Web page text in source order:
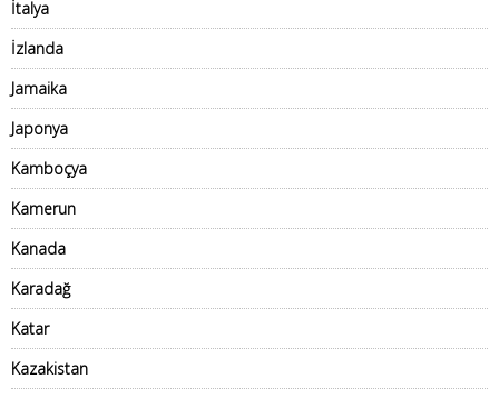
İtalya
İzlanda
Jamaika
Japonya
Kamboçya
Kamerun
Kanada
Karadağ
Katar
Kazakistan